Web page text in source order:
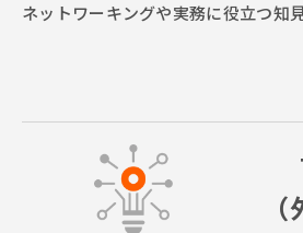
ネットワーキングや実務に役立つ知